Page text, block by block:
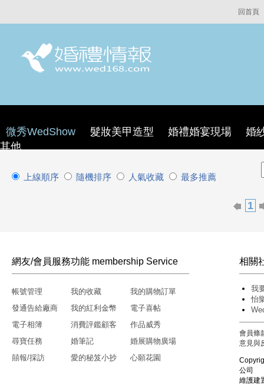
回首頁
微秀WedShow 髮妝美甲造型 婚禮婚宴現場
婚
其他
上線順序 隨機排序 人氣收藏 最多推薦
1
網友/會員服務功能 membership Service
帳號管理 我的收藏
我的購物訂單
發通告給廠商
我的紅利金幣
電子喜帖
電子相簿
消費評鑑顧客
作品威秀
尋寶任務
婚筆記
婚展購物廣場
囍報/採訪
愛的秘笈小抄 心願花園
相關
我
怡
會員條
意見與
公司
維護建